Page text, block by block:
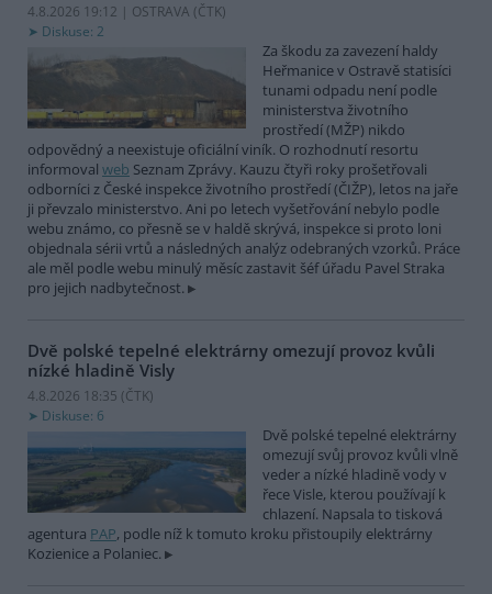
4.8.2026 19:12 | OSTRAVA (ČTK)
Diskuse: 2
Za škodu za zavezení haldy
Heřmanice v Ostravě statisíci
tunami odpadu není podle
ministerstva životního
prostředí (MŽP) nikdo
odpovědný a neexistuje oficiální viník. O rozhodnutí resortu
informoval web Seznam Zprávy. Kauzu čtyři roky prošetřovali
odborníci z České inspekce životního prostředí (ČIŽP), letos na jaře
ji převzalo ministerstvo. Ani po letech vyšetřování nebylo podle
webu známo, co přesně se v haldě skrývá, inspekce si proto loni
objednala sérii vrtů a následných analýz odebraných vzorků. Práce
ale měl podle webu minulý měsíc zastavit šéf úřadu Pavel Straka
pro jejich nadbytečnost.
Dvě polské tepelné elektrárny omezují provoz kvůli
nízké hladině Visly
4.8.2026 18:35 (ČTK)
Diskuse: 6
Dvě polské tepelné elektrárny
omezují svůj provoz kvůli vlně
veder a nízké hladině vody v
řece Visle, kterou používají k
chlazení. Napsala to tisková
agentura PAP, podle níž k tomuto kroku přistoupily elektrárny
Kozienice a Polaniec.